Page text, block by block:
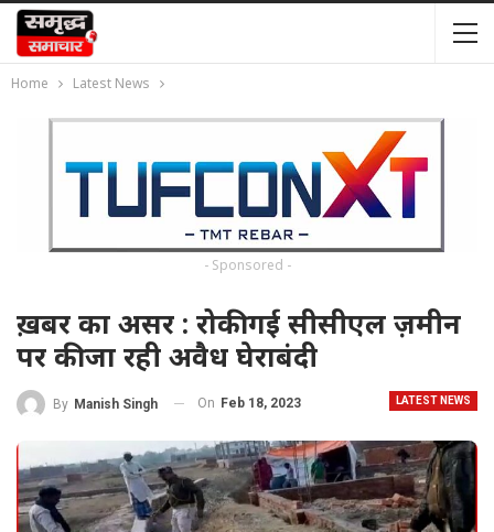
Home Latest News
- Sponsored -
ख़बर का असर : रोकी गई सीसीएल ज़मीन
पर की जा रही अवैध घेराबंदी
LATEST NEWS
By Manish Singh On Feb 18, 2023